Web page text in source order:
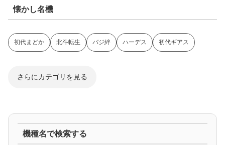
懐かし名機
初代まどか 北斗転生 バジ絆 ハーデス 初代ギアス
さらにカテゴリを見る
マイジャグ ファンキー アイム ゴージャグ ハッピー
機種名で検索する